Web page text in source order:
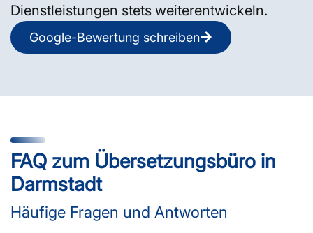
Dienstleistungen stets weiterentwickeln.
Google-Bewertung schreiben
FAQ zum Übersetzungsbüro in
Darmstadt
Häufige Fragen und Antworten